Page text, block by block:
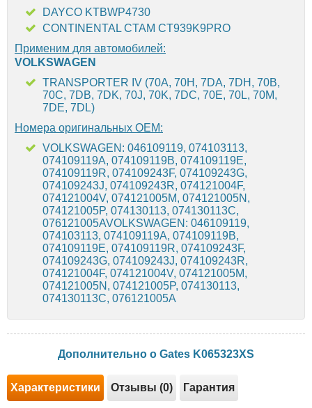
DAYCO KTBWP4730
CONTINENTAL CTAM CT939K9PRO
Применим для автомобилей:
VOLKSWAGEN
TRANSPORTER IV (70A, 70H, 7DA, 7DH, 70B,
70C, 7DB, 7DK, 70J, 70K, 7DC, 70E, 70L, 70M,
7DE, 7DL)
Номера оригинальных OEM:
VOLKSWAGEN: 046109119, 074103113,
074109119A, 074109119B, 074109119E,
074109119R, 074109243F, 074109243G,
074109243J, 074109243R, 074121004F,
074121004V, 074121005M, 074121005N,
074121005P, 074130113, 074130113C,
076121005AVOLKSWAGEN: 046109119,
074103113, 074109119A, 074109119B,
074109119E, 074109119R, 074109243F,
074109243G, 074109243J, 074109243R,
074121004F, 074121004V, 074121005M,
074121005N, 074121005P, 074130113,
074130113C, 076121005A
Дополнительно о Gates K065323XS
Характеристики Отзывы (0) Гарантия